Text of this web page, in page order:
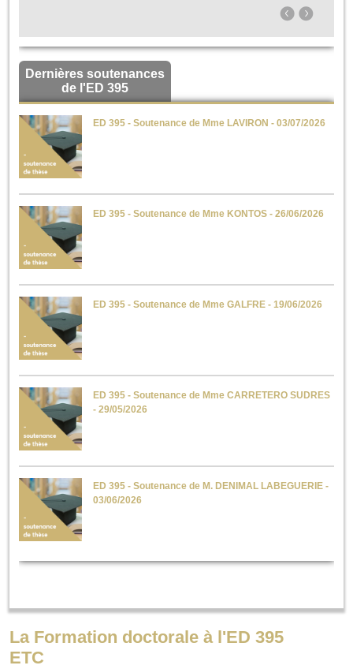
Dernières soutenances
de l'ED 395
ED 395 - Soutenance de Mme LAVIRON - 03/07/2026
ED 395 - Soutenance de Mme KONTOS - 26/06/2026
ED 395 - Soutenance de Mme GALFRE - 19/06/2026
ED 395 - Soutenance de Mme CARRETERO SUDRES
- 29/05/2026
ED 395 - Soutenance de M. DENIMAL LABEGUERIE -
03/06/2026
La Formation doctorale à l'ED 395
ETC